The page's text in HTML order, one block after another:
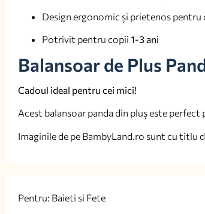
Design ergonomic și prietenos pentru
Potrivit pentru copii 1-3 ani
Balansoar de Plus
Cadoul ideal pentru cei mici!
Acest balansoar panda din pluș este
Imaginile de pe BambyLand.ro sunt cu titlu
Pentru: Baieti si Fete